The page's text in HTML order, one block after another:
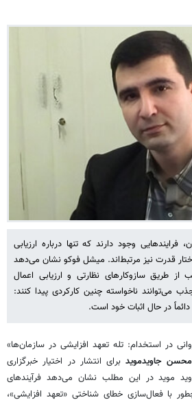
فرایندهایی وجود دارند که تنها درباره ارزیابی
قدرت نیز مرتبط‌اند. میشل فوکو نشان می‌دهد
طریق سازوکارهای نظارتی و ارزیابی اعمال
می‌توانند ناخواسته چنین کارکردی پیدا کنند:
در حال اثبات خود است.
در استخدام: تله تعهد افزایشی در سازمان‌ها»
محسن جاویدمویدبرای انتشار در اختیار خبرگزاری
موید در این مطلب نشان می‌دهد فرآیندهای
با فعال‌سازی خطای شناختی «تعهد افزایشی»،